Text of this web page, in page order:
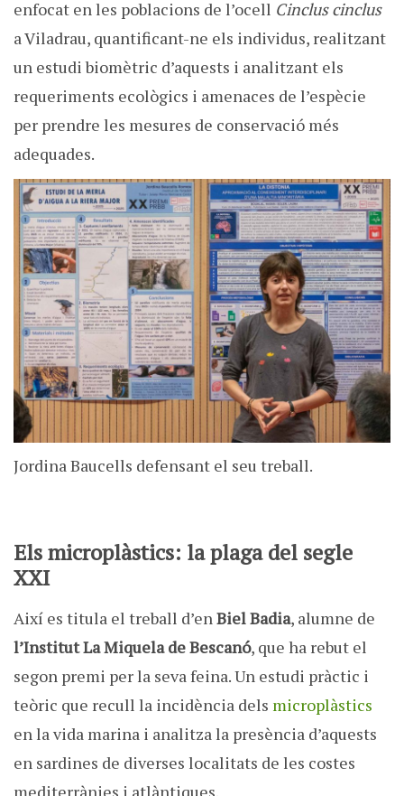
enfocat en les poblacions de l’ocell Cinclus cinclus
a Viladrau, quantificant-ne els individus, realitzant
un estudi biomètric d’aquests i analitzant els
requeriments ecològics i amenaces de l’espècie
per prendre les mesures de conservació més
adequades.
Jordina Baucells defensant el seu treball.
Els microplàstics: la plaga del segle
XXI
Així es titula el treball d’enBiel Badia, alumne de
l’Institut La Miquela de Bescanó, que ha rebut el
segon premi per la seva feina. Un estudi pràctic i
teòric que recull la incidència dels microplàstics
en la vida marina i analitza la presència d’aquests
en sardines de diverses localitats de les costes
mediterrànies i atlàntiques.